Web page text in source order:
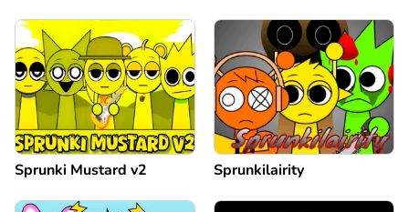
Sprunki Mustard v2 Sprunkilairity